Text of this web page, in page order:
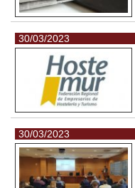
30/03/2023
30/03/2023